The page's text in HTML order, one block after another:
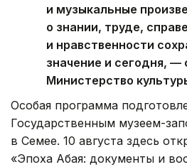
и музыкальные
о знании, труде,
и нравственности
значение и сегодня, —
Министерство
Особая программа
Государственным музеем-
в Семее. 10 августа здесь
«Эпоха Абая: документы и